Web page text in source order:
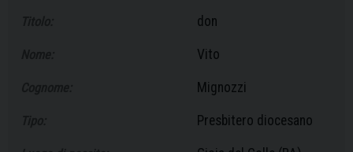
don
Vito
Mignozzi
Presbitero diocesano